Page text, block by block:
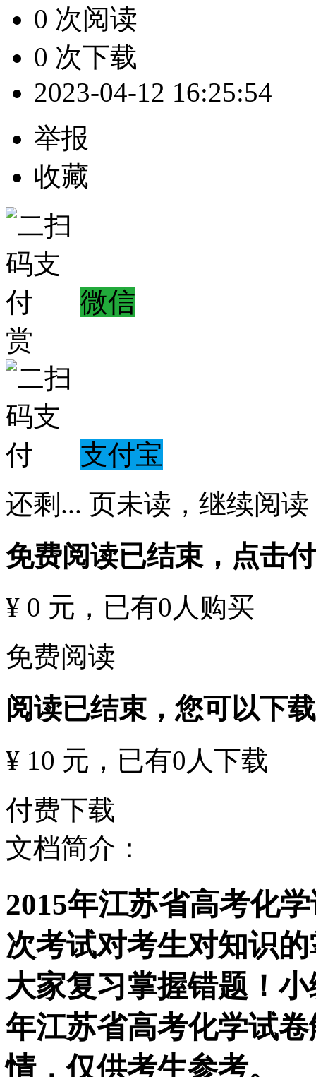
0 次阅读
0 次下载
2023-04-12 16:25:54
举报
收藏
微信
赏
支付宝
还剩 ... 页未读， 继续阅读
免费阅读已结束，点击
¥ 0 元 ，已有0 人购买
免费阅读
阅读已结束，您可以下
¥ 10 元 ，已有0 人下载
付费下载
文档简介：
2015年江苏省高考化
次考试对考生对知识
大家复习掌握错题！
年江苏省高考化学试
情，仅供考生参考。